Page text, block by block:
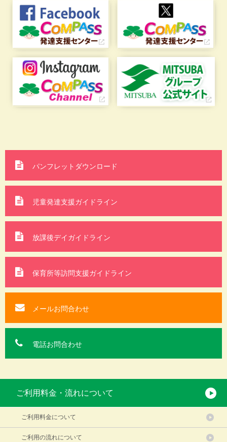
ご利用料金・流れについて
ご利用料金について
ご利用の流れについて
パンフレットダウンロード
児童発達支援ガイドライン
放課後デイガイドライン
保育所等訪問支援ガイドライン
メールお問合わせ
電話お問合わせ